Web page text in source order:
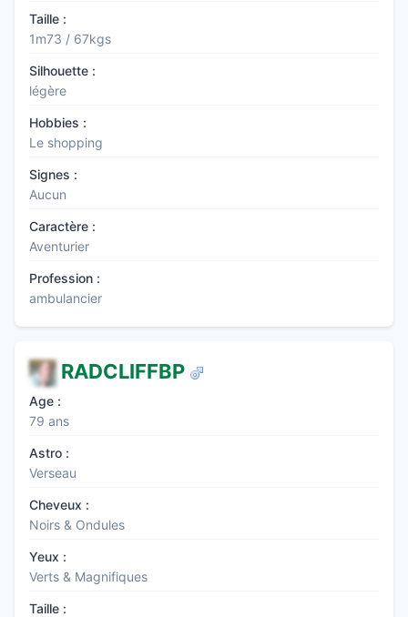
Taille :
1m73 / 67kgs
Silhouette :
légère
Hobbies :
Le shopping
Signes :
Aucun
Caractère :
Aventurier
Profession :
ambulancier
RADCLIFFBP
Age :
79 ans
Astro :
Verseau
Cheveux :
Noirs & Ondules
Yeux :
Verts & Magnifiques
Taille :